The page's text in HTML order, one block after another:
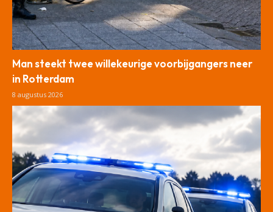
Man steekt twee willekeurige voorbijgangers neer
in Rotterdam
8 augustus 2026